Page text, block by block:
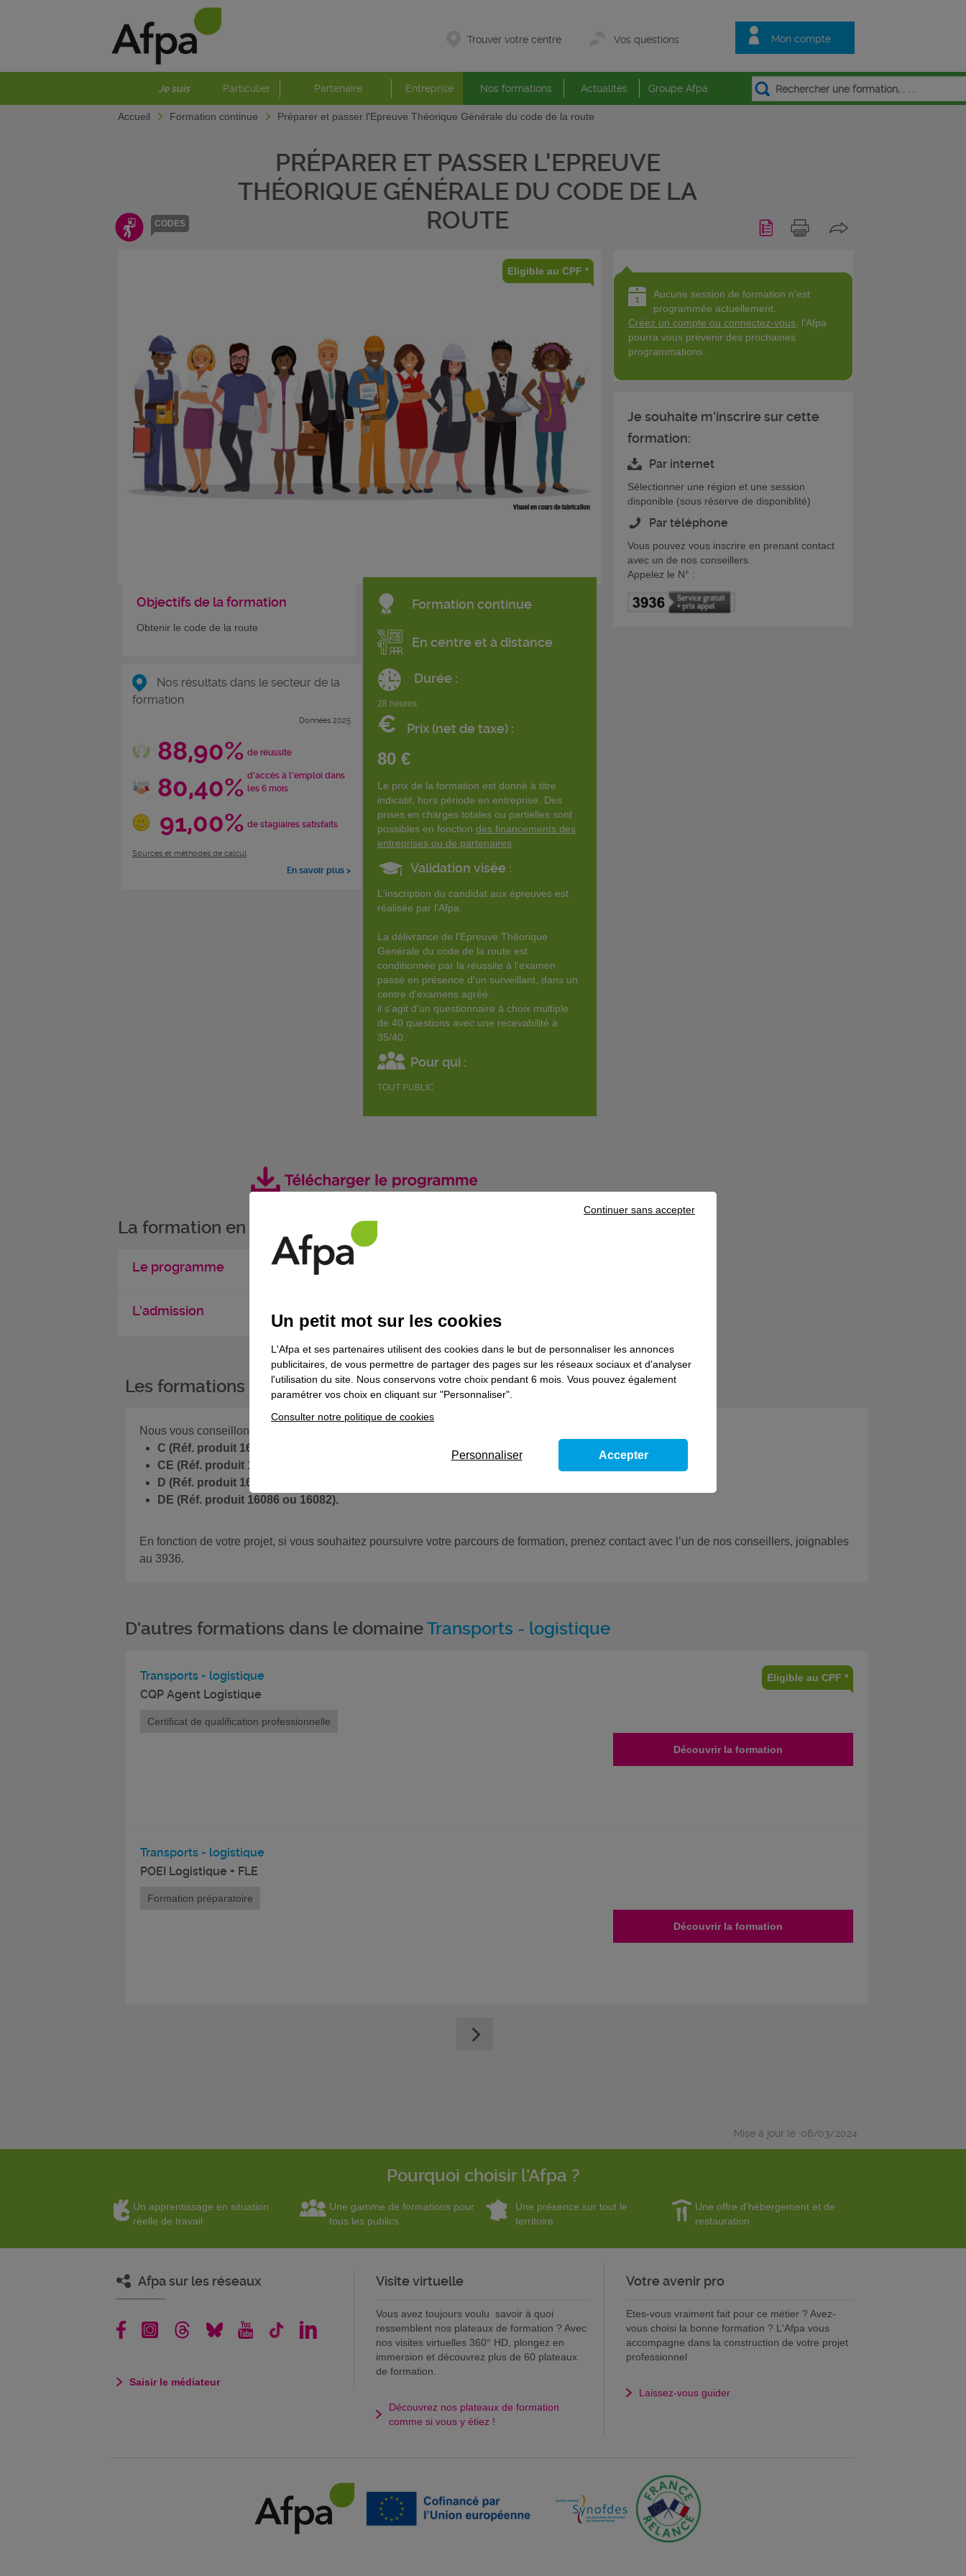
Mon compte
Trouver votre centre Vos questions
Je suis Particulier Partenaire Entreprise Nos formations Actualités Groupe Afpa
Accueil Formation continue Préparer et passer l'Epreuve Théorique Générale du code de la route
CODES
PRÉPARER ET PASSER L'EPREUVE
THÉORIQUE GÉNÉRALE DU CODE DE LA
ROUTE
Eligible au CPF *
Objectifs de la formation
Obtenir le code de la route
Nos résultats dans le secteur de la
formation
Données 2025
88,90% de réussite
80,40% d'accès à l'emploi dans
les 6 mois
91,00% de stagiaires satisfaits
Sources et méthodes de calcul
En savoir plus >
Formation continue
En centre et à distance
Durée :
28 heures
€ Prix (net de taxe) :
80 €
Le prix de la formation est donné à titre
indicatif, hors période en entreprise. Des
prises en charges totales ou partielles sont
possibles en fonction des financements des
entreprises ou de partenaires
Validation visée :
L'inscription du candidat aux épreuves est
réalisée par l'Afpa.
La délivrance de l'Epreuve Théorique
Générale du code de la route est
conditionnée par la réussite à l'examen
passé en présence d'un surveillant, dans un
centre d'examens agréé.
il s'agit d'un questionnaire à choix multiple
de 40 questions avec une recevabilité à
35/40.
Pour qui :
TOUT PUBLIC
La formation en détail
Le programme
L'admission
Aucune session de formation n'est
programmée actuellement.
Créez un compte ou connectez-vous , l'Afpa
pourra vous prévenir des prochaines
programmations.
Je souhaite m'inscrire sur cette
formation:
Par internet
Sélectionner une région et une session
disponible (sous réserve de disponiblité)
Par téléphone
Vous pouvez vous inscrire en prenant contact
avec un de nos conseillers.
Appelez le N° :
Les formations complémentaires
Nous vous conseillons de suivre les formations
C (Réf. produit 16083 ou 16079),
CE (Réf. produit 16080 ou 16084),
D (Réf. produit 16081 ou 16085),
DE (Réf. produit 16086 ou 16082).
En fonction de votre projet, si vous souhaitez poursuivre votre parcours de formation, prenez contact avec l’un de nos conseillers, joignables
au 3936.
D'autres formations dans le domaineTransports - logistique
Transports - logistique
CQP Agent Logistique
Eligible au CPF *
Certificat de qualification professionnelle
Découvrir la formation
Transports - logistique
POEI Logistique + FLE
Formation préparatoire
Découvrir la formation
Mise à jour le :06/03/2024
Pourquoi choisir l'Afpa ?
Un apprentissage en situation
réelle de travail
Une gamme de formations pour
tous les publics
Une présence sur tout le
territoire
Une offre d'hébergement et de
restauration
Afpa sur les réseaux
Saisir le médiateur
Visite virtuelle
Vous avez toujours voulu savoir à quoi
ressemblent nos plateaux de formation ? Avec
nos visites virtuelles 360° HD, plongez en
immersion et découvrez plus de 60 plateaux
de formation.
Découvrez nos plateaux de formation
comme si vous y étiez !
Votre avenir pro
Etes-vous vraiment fait pour ce métier ? Avez-
vous choisi la bonne formation ? L'Afpa vous
accompagne dans la construction de votre projet
professionnel
Laissez-vous guider
Un petit mot sur les cookies
L'Afpa et ses partenaires utilisent des cookies dans le but de personnaliser les annonces
publicitaires, de vous permettre de partager des pages sur les réseaux sociaux et d'analyser
l'utilisation du site. Nous conservons votre choix pendant 6 mois. Vous pouvez également
paramétrer vos choix en cliquant sur "Personnaliser".
Consulter notre politique de cookies
Continuer sans accepter
Personnaliser Accepter